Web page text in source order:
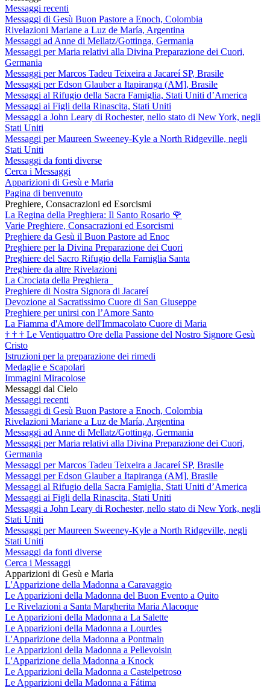
Messaggi recenti
Messaggi di Gesù Buon Pastore a Enoch, Colombia
Rivelazioni Mariane a Luz de María, Argentina
Messaggi ad Anne di Mellatz/Gottinga, Germania
Messaggi per Maria relativi alla Divina Preparazione dei Cuori,
Germania
Messaggi per Marcos Tadeu Teixeira a Jacareí SP, Brasile
Messaggi per Edson Glauber a Itapiranga (AM], Brasile
Messaggi al Rifugio della Sacra Famiglia, Stati Uniti d’America
Messaggi ai Figli della Rinascita, Stati Uniti
Messaggi a John Leary di Rochester, nello stato di New York, negli
Stati Uniti
Messaggi per Maureen Sweeney-Kyle a North Ridgeville, negli
Stati Uniti
Messaggi da fonti diverse
Cerca i Messaggi
Apparizioni di Gesù e Maria
Pagina di benvenuto
Preghiere, Consacrazioni ed Esorcismi
La Regina della Preghiera: Il Santo Rosario 🌹
Varie Preghiere, Consacrazioni ed Esorcismi
Preghiere da Gesù il Buon Pastore ad Enoc
Preghiere per la Divina Preparazione dei Cuori
Preghiere del Sacro Rifugio della Famiglia Santa
Preghiere da altre Rivelazioni
La Crociata della Preghiera
Preghiere di Nostra Signora di Jacareí
Devozione al Sacratissimo Cuore di San Giuseppe
Preghiere per unirsi con l’Amore Santo
La Fiamma d'Amore dell'Immacolato Cuore di Maria
† † † Le Ventiquattro Ore della Passione del Nostro Signore Gesù
Cristo
Istruzioni per la preparazione dei rimedi
Medaglie e Scapolari
Immagini Miracolose
Messaggi dal Cielo
Messaggi recenti
Messaggi di Gesù Buon Pastore a Enoch, Colombia
Rivelazioni Mariane a Luz de María, Argentina
Messaggi ad Anne di Mellatz/Gottinga, Germania
Messaggi per Maria relativi alla Divina Preparazione dei Cuori,
Germania
Messaggi per Marcos Tadeu Teixeira a Jacareí SP, Brasile
Messaggi per Edson Glauber a Itapiranga (AM], Brasile
Messaggi al Rifugio della Sacra Famiglia, Stati Uniti d’America
Messaggi ai Figli della Rinascita, Stati Uniti
Messaggi a John Leary di Rochester, nello stato di New York, negli
Stati Uniti
Messaggi per Maureen Sweeney-Kyle a North Ridgeville, negli
Stati Uniti
Messaggi da fonti diverse
Cerca i Messaggi
Apparizioni di Gesù e Maria
L'Apparizione della Madonna a Caravaggio
Le Apparizioni della Madonna del Buon Evento a Quito
Le Rivelazioni a Santa Margherita Maria Alacoque
Le Apparizioni della Madonna a La Salette
Le Apparizioni della Madonna a Lourdes
L'Apparizione della Madonna a Pontmain
Le Apparizioni della Madonna a Pellevoisin
L'Apparizione della Madonna a Knock
Le Apparizioni della Madonna a Castelpetroso
Le Apparizioni della Madonna a Fátima